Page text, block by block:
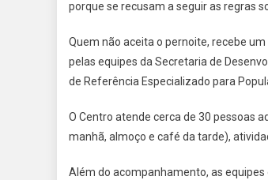
porque se recusam a seguir as regras
Quem não aceita o pernoite, recebe
pelas equipes da Secretaria de
de Referência Especializado para
O Centro atende cerca de 30 pessoas
manhã, almoço e café da tarde),
Além do acompanhamento, as